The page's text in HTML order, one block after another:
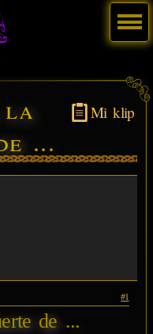
Mi klip
la
...
#1
de ...
Menú